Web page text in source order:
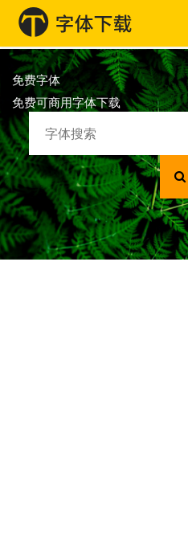
免费字体
免费可商用字体下载